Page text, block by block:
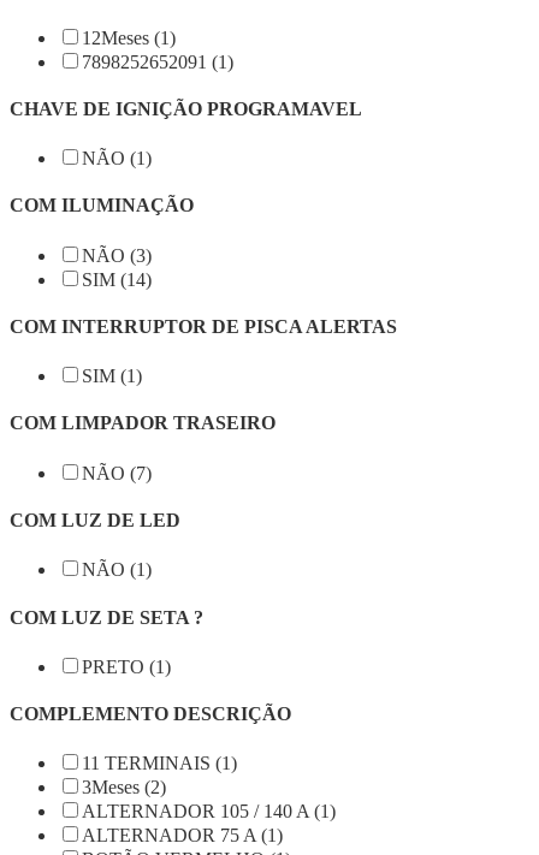
12Meses (1)
7898252652091 (1)
CHAVE DE IGNIÇÃO PROGRAMAVEL
NÃO (1)
COM ILUMINAÇÃO
NÃO (3)
SIM (14)
COM INTERRUPTOR DE PISCA ALERTAS
SIM (1)
COM LIMPADOR TRASEIRO
NÃO (7)
COM LUZ DE LED
NÃO (1)
COM LUZ DE SETA ?
PRETO (1)
COMPLEMENTO DESCRIÇÃO
11 TERMINAIS (1)
3Meses (2)
ALTERNADOR 105 / 140 A (1)
ALTERNADOR 75 A (1)